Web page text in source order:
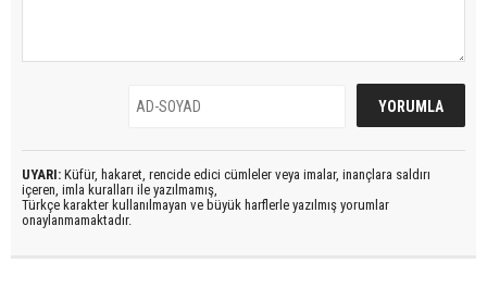
UYARI: Küfür, hakaret, rencide edici cümleler veya imalar, inançlara saldırı
içeren, imla kuralları ile yazılmamış,
Türkçe karakter kullanılmayan ve büyük harflerle yazılmış yorumlar
onaylanmamaktadır.